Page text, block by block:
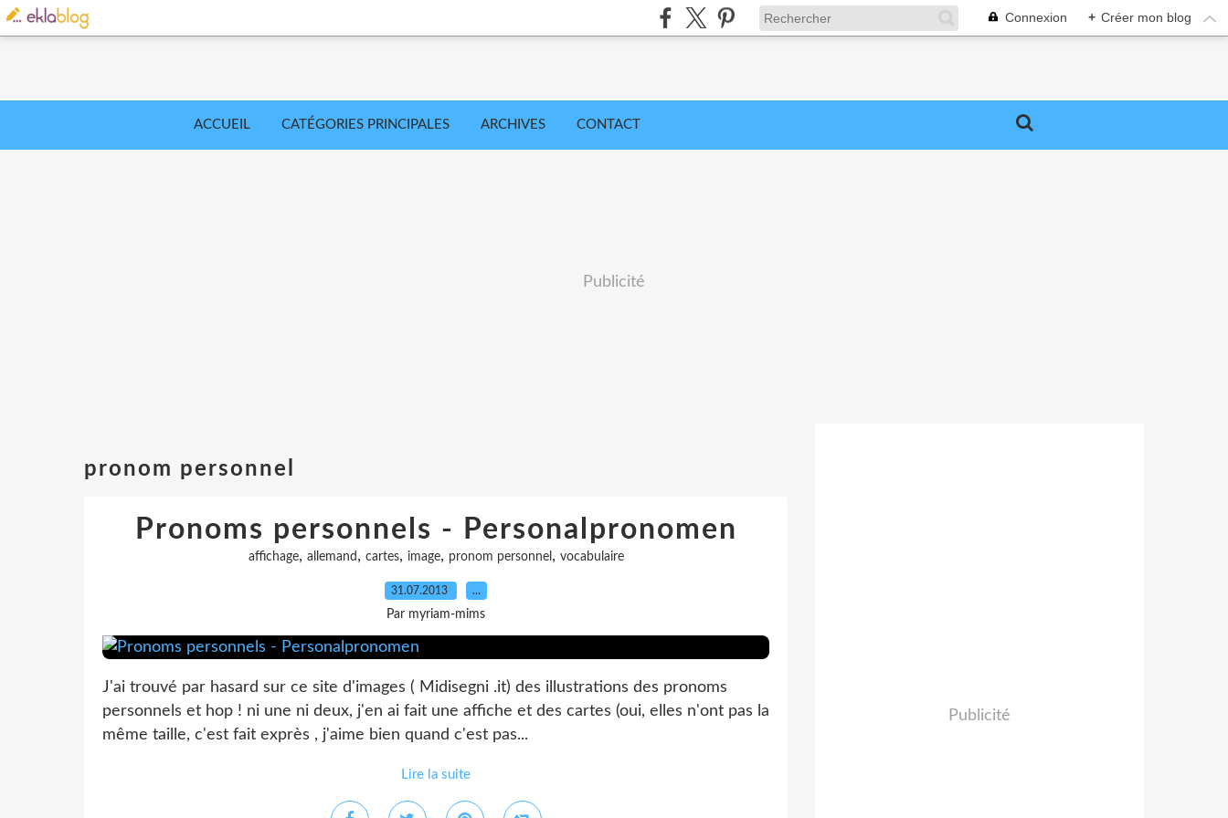
Connexion + Créer mon blog
ACCUEIL CATÉGORIES PRINCIPALES ARCHIVES CONTACT
Publicité
pronom personnel
Pronoms personnels - Personalpronomen
affichage, allemand , cartes, image, pronom personnel, vocabulaire
31.07.2013 …
Par myriam-mims
J'ai trouvé par hasard sur ce site d'images ( Midisegni .it) des illustrations des pronoms
personnels et hop ! ni une ni deux, j'en ai fait une affiche et des cartes (oui, elles n'ont pas la
même taille, c'est fait exprès , j'aime bien quand c'est pas...
Lire la suite
Publicité